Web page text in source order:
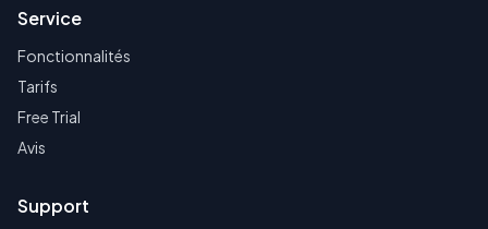
Service
Fonctionnalités
Tarifs
Free Trial
Avis
Support